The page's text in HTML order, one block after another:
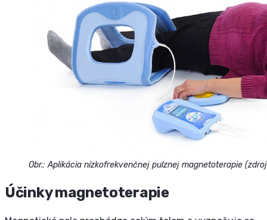
Obr.: Aplikácia nízkofrekvenčnej pulznej magnetoterapie
Účinky magnetoterapie